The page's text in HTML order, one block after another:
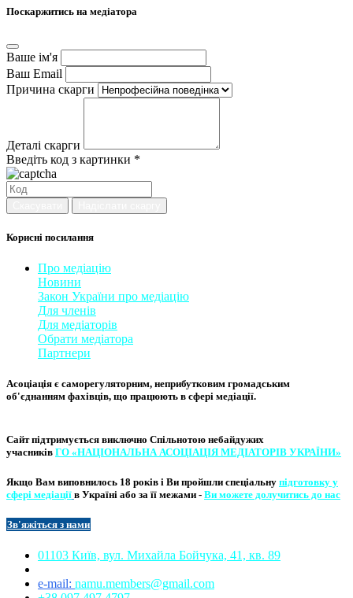
Поскаржитись на медіатора
Ваше ім'я
Ваш Email
Причина скарги
Деталі скарги
Введіть код з картинки *
Корисні посилання
Про медіацію
Новини
Закон України про медіаці​ю
Для членів
Для медіаторів
Обрати медіатора
Партнери
Асоціація є саморегуляторним, неприбутковим громадським
об'єднанням фахівців, що працюють в сфері медіації. ​
Сайт підтримується виключно Спільнотою небайдужих
учасників ГО «НАЦІОНАЛЬНА АСОЦІ​АЦІЯ МЕ​​ДІАТОРІВ УКРА​ЇНИ»
Якщо Вам виповнилось 18 років і Ви пройшли спеціальну підготовку у
сфері медіації в Україні або за її межами - Ви можете долучитись до нас
Зв'яжіться з нами​​
01103 Київ, вул. Михайла Бойчука, 41, кв. 89​
e-mail: namu.members@gmail.com​